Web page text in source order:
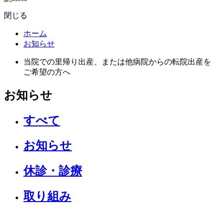
閉じる
ホーム
お知らせ
当院での里帰り出産、または他病院からの転院出産を
ご希望の方へ
お知らせ
すべて
お知らせ
休診・診療
取り組み